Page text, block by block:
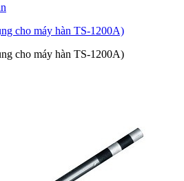
cho máy hàn TS-1200A)
cho máy hàn TS-1200A)